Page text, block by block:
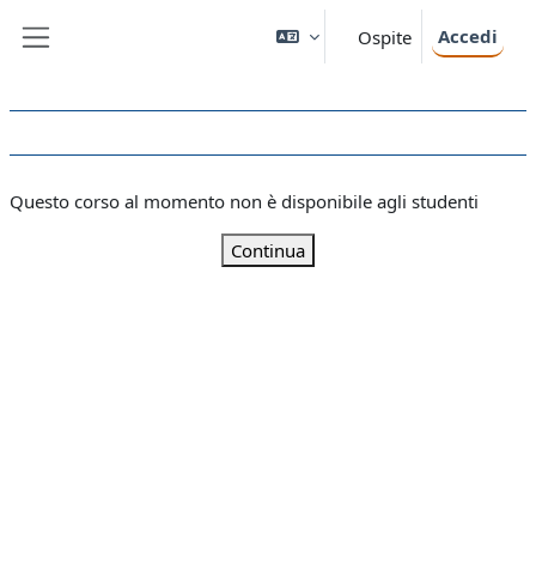
Ospite Accedi
Questo corso al momento non è disponibile agli studenti
Continua